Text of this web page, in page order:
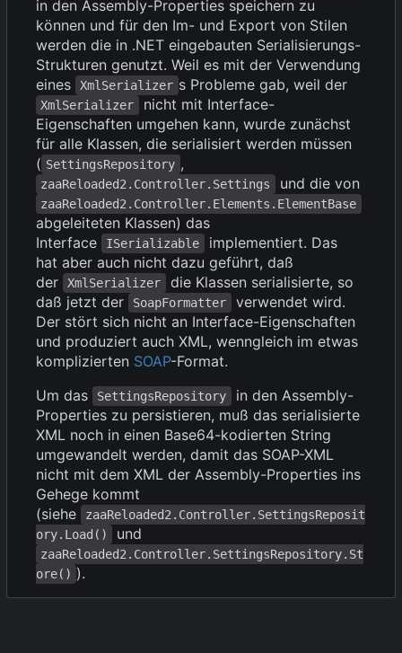
in den Assembly-Properties speichern zu
können und für den Im- und Export von Stilen
werden die in .NET eingebauten Serialisierungs-
Strukturen genutzt. Weil es mit der Verwendung
eines
XmlSerializer s Probleme gab, weil der
XmlSerializer
nicht mit Interface-
Eigenschaften umgehen kann, wurde zunächst
für alle Klassen, die serialisiert werden müssen
( SettingsRepository ,
zaaReloaded2.Controller.Settings und die von
zaaReloaded2.Controller.Elements.ElementBase
abgeleiteten Klassen) das
Interface
ISerializable
implementiert. Das
hat aber auch nicht dazu geführt, daß
der
XmlSerializer
die Klassen serialisierte, so
daß jetzt der
SoapFormatter
verwendet wird.
Der stört sich nicht an Interface-Eigenschaften
und produziert auch XML, wenngleich im etwas
komplizierten SOAP-Format.
Um das
SettingsRepository
in den Assembly-
Properties zu persistieren, muß das serialisierte
XML noch in einen Base64-kodierten String
umgewandelt werden, damit das SOAP-XML
nicht mit dem XML der Assembly-Properties ins
Gehege kommt
(siehe
zaaReloaded2.Controller.SettingsReposit
ory.Load()
und
zaaReloaded2.Controller.SettingsRepository.St
ore() ).